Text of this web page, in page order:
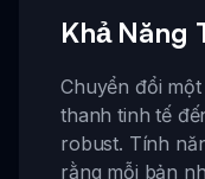
Khả Năng
Chuyển đổi
thanh tinh tế
robust. Tính
rằng mỗi bản